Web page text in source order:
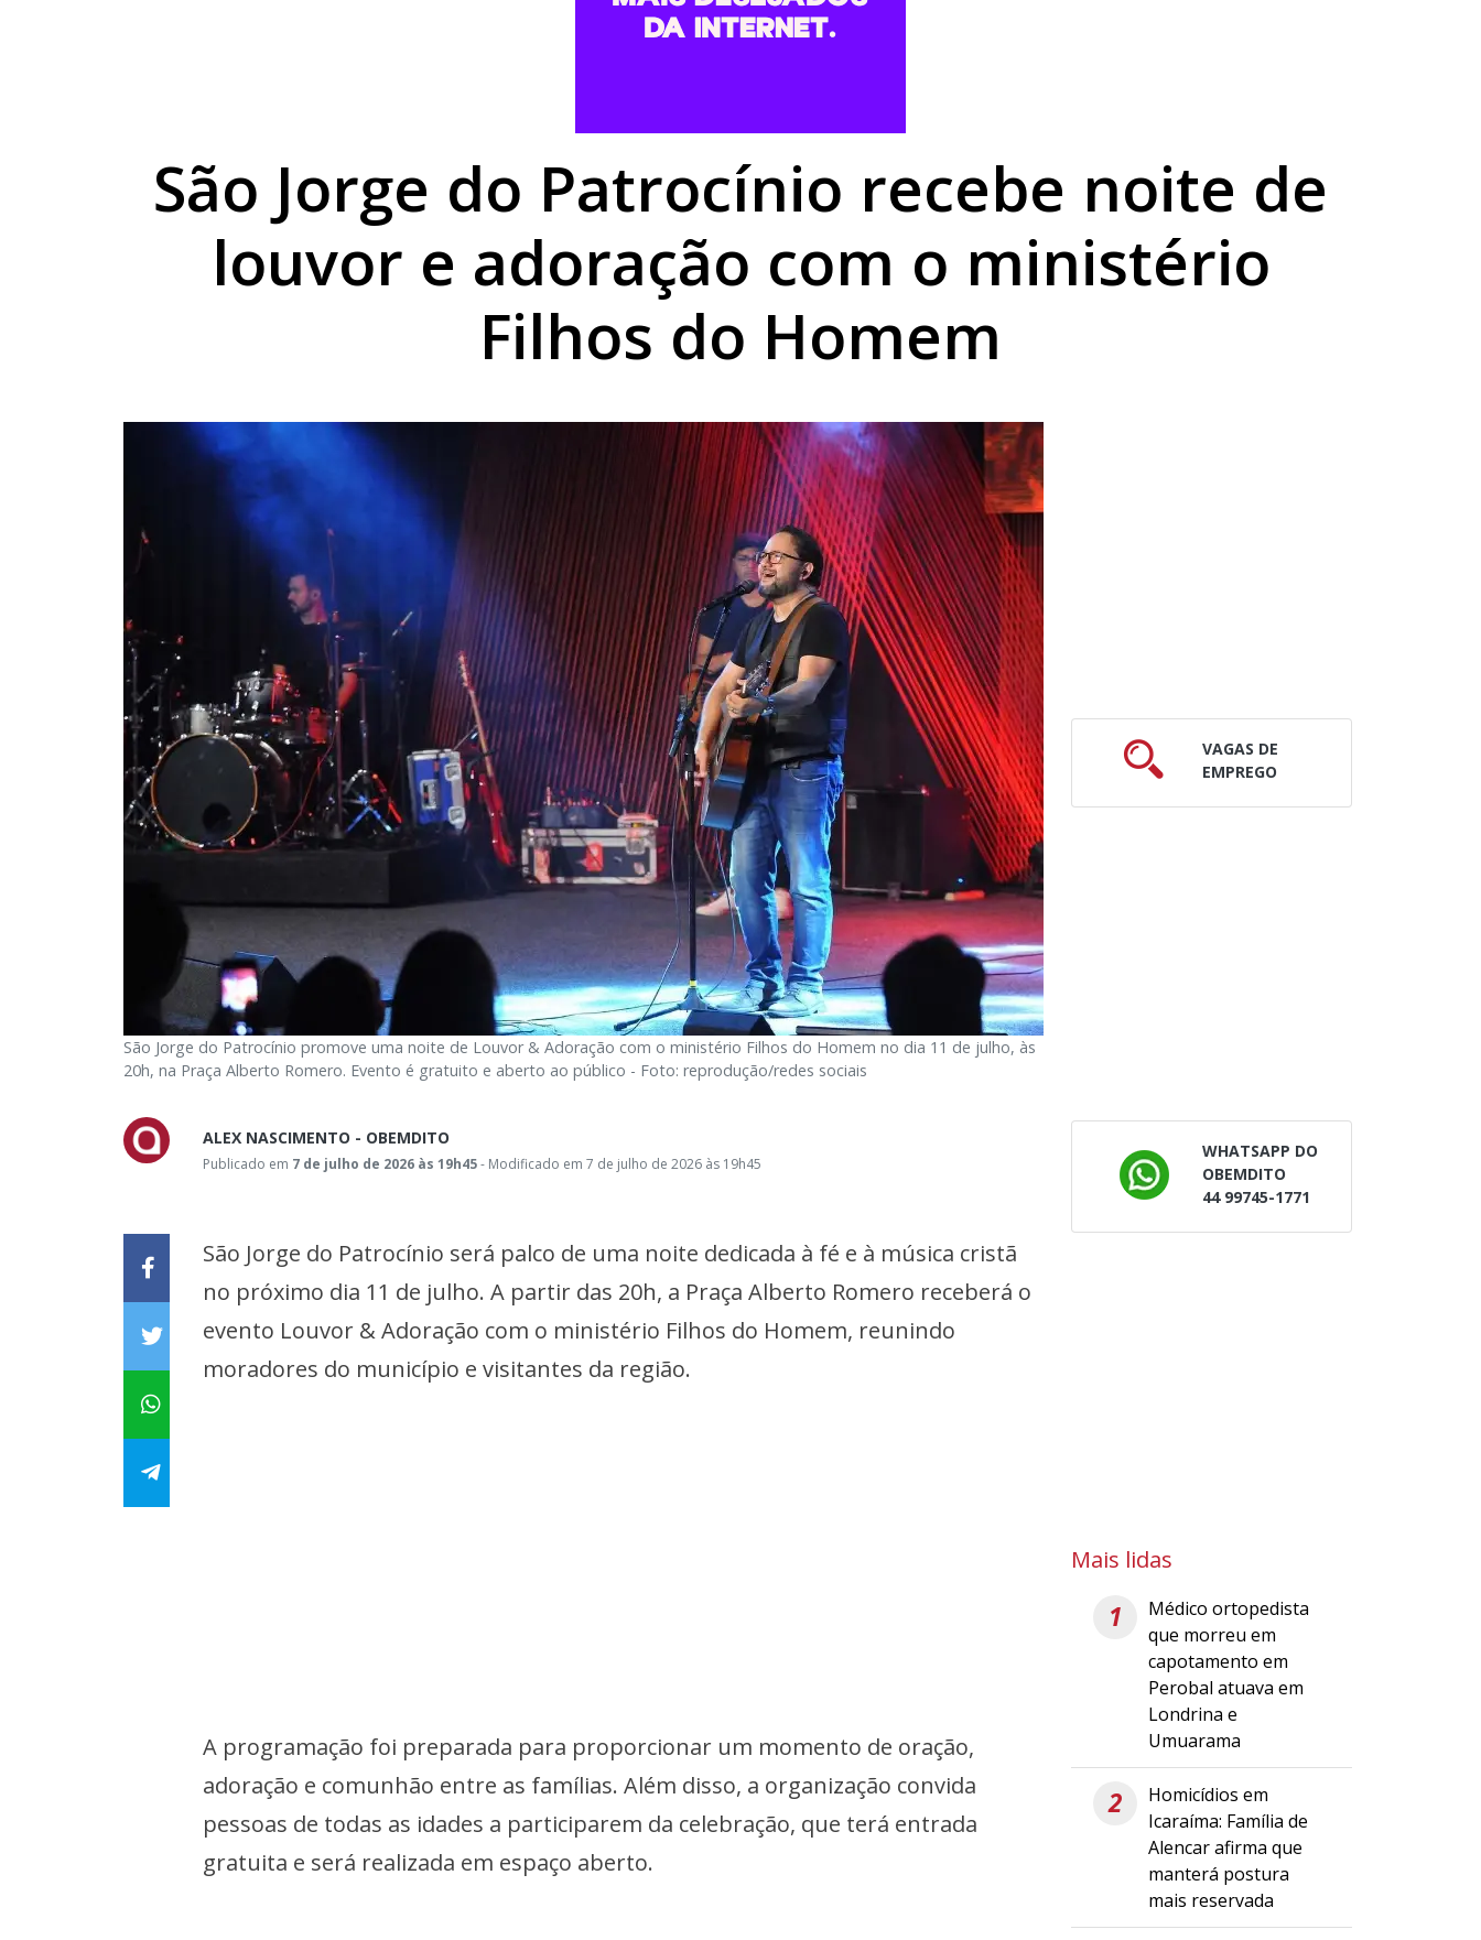
Umuarama recebe encontro para fortalecer políticas voltadas à população em situação de rua
São Jorge do Patrocínio recebe noite de
louvor e adoração com o ministério
Filhos do Homem
São Jorge do Patrocínio promove uma noite de Louvor & Adoração com o ministério Filhos do Homem no dia 11 de julho, às
20h, na Praça Alberto Romero. Evento é gratuito e aberto ao público - Foto: reprodução/redes sociais
ALEX NASCIMENTO - OBEMDITO
Publicado em 7 de julho de 2026 às 19h45- Modificado em 7 de julho de 2026 às 19h45
São Jorge do Patrocínio será palco de uma noite dedicada à fé e à música cristã
no próximo dia 11 de julho. A partir das 20h, a Praça Alberto Romero receberá o
evento Louvor & Adoração com o ministério Filhos do Homem, reunindo
moradores do município e visitantes da região.
A programação foi preparada para proporcionar um momento de oração,
adoração e comunhão entre as famílias. Além disso, a organização convida
pessoas de todas as idades a participarem da celebração, que terá entrada
gratuita e será realizada em espaço aberto.
VAGAS DE
EMPREGO
WHATSAPP DO
OBEMDITO
44 99745-1771
Mais lidas
1
Médico ortopedista
que morreu em
capotamento em
Perobal atuava em
Londrina e
Umuarama
2
Homicídios em
Icaraíma: Família de
Alencar afirma que
manterá postura
mais reservada